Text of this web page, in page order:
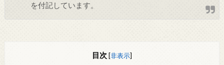
を付記しています。
目次 [非表示]